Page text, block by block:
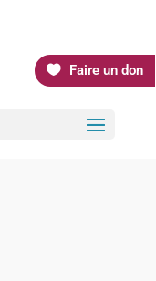
Faire un don